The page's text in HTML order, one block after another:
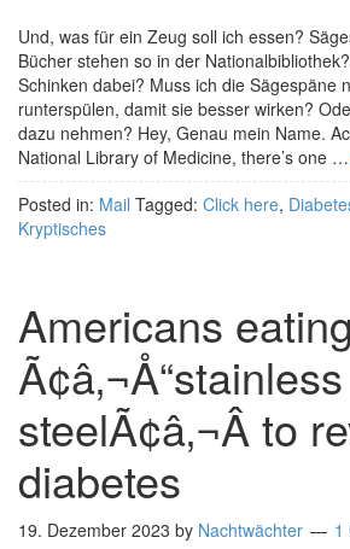
Und, was für ein Zeug soll ich essen?
Bücher stehen so in der
Schinken dabei? Muss ich die Sägespäne
runterspülen, damit sie besser wirken?
dazu nehmen? Hey, Genau mein Name.
National Library of Medicine, there’s one …
Posted in: Mail Tagged: Click here,
Kryptisches
Americans eating
Ã¢â‚¬Å“stainless
steelÃ¢â‚¬Â to
diabetes
19. Dezember 2023 by Nachtwächter 1